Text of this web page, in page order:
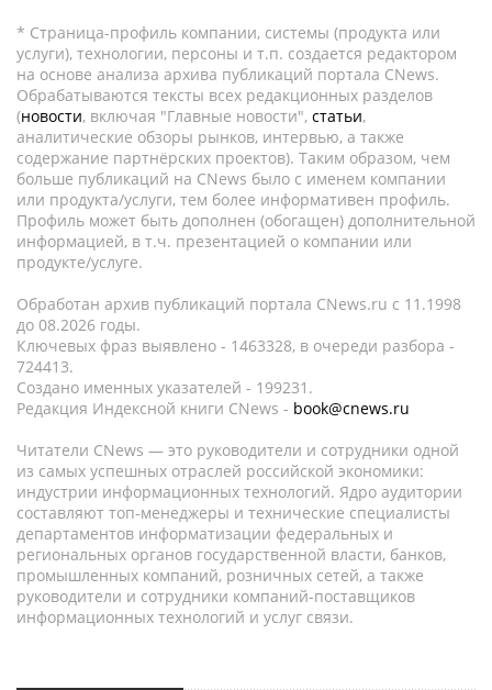
* Страница-профиль компании, системы (продукта или
услуги), технологии, персоны и т.п. создается редактором
на основе анализа архива публикаций портала CNews.
Обрабатываются тексты всех редакционных разделов
(новости, включая "Главные новости", статьи,
аналитические обзоры рынков, интервью, а также
содержание партнёрских проектов). Таким образом, чем
больше публикаций на CNews было с именем компании
или продукта/услуги, тем более информативен профиль.
Профиль может быть дополнен (обогащен) дополнительной
информацией, в т.ч. презентацией о компании или
продукте/услуге.
Обработан архив публикаций портала CNews.ru c 11.1998
до 08.2026 годы.
Ключевых фраз выявлено - 1463328, в очереди разбора -
724413.
Создано именных указателей - 199231.
Редакция Индексной книги CNews - book@cnews.ru
Читатели CNews — это руководители и сотрудники одной
из самых успешных отраслей российской экономики:
индустрии информационных технологий. Ядро аудитории
составляют топ-менеджеры и технические специалисты
департаментов информатизации федеральных и
региональных органов государственной власти, банков,
промышленных компаний, розничных сетей, а также
руководители и сотрудники компаний-поставщиков
информационных технологий и услуг связи.